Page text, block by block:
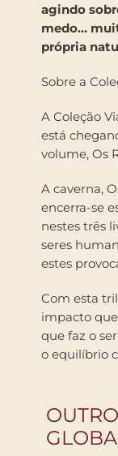
agindo
medo…
própria
Sobre a
A Coleção
está
volume, Os
A caverna,
encerra-se
nestes três
seres
estes
Com esta
impacto
que faz o
o equilíbrio